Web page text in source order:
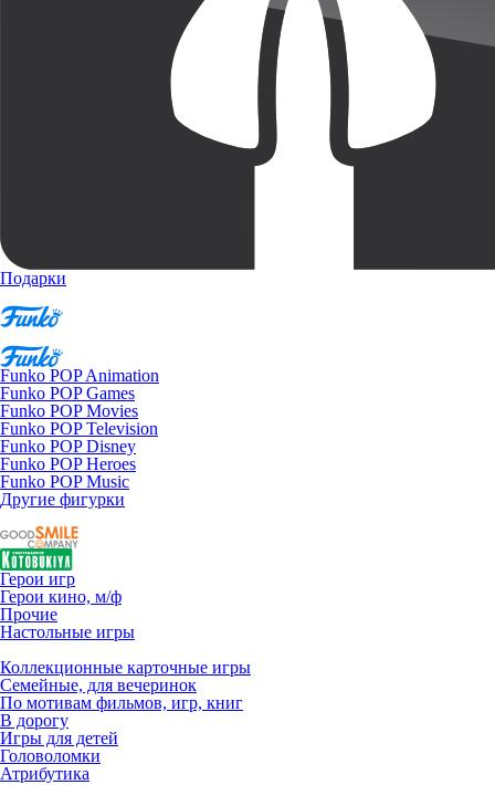
Подарки
Funko POP Animation
Funko POP Games
Funko POP Movies
Funko POP Television
Funko POP Disney
Funko POP Heroes
Funko POP Music
Другие фигурки
Герои игр
Герои кино, м/ф
Прочие
Настольные игры
Коллекционные карточные игры
Семейные, для вечеринок
По мотивам фильмов, игр, книг
В дорогу
Игры для детей
Головоломки
Атрибутика